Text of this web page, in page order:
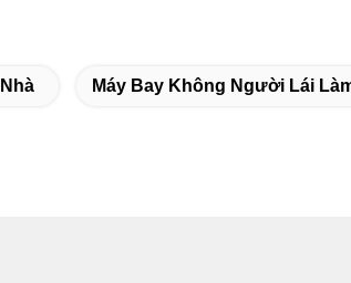
Máy Bay Không Người Lái